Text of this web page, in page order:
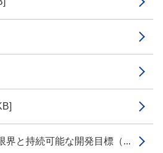
と持続可能な開発目標（...